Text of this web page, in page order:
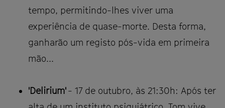
tempo, permitindo-lhes viver uma
experiência de quase-morte. Desta forma,
ganharão um registo pós-vida em primeira
mão...
'Delirium'- 17 de outubro, às 21:30h: Após ter